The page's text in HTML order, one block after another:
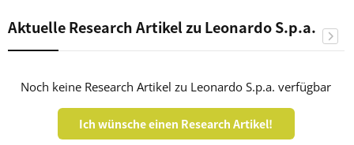
Aktuelle Research Artikel zu Leonardo S.p.a.
Noch keine Research Artikel zu Leonardo S.p.a. verfügbar
Ich wünsche einen Research Artikel!